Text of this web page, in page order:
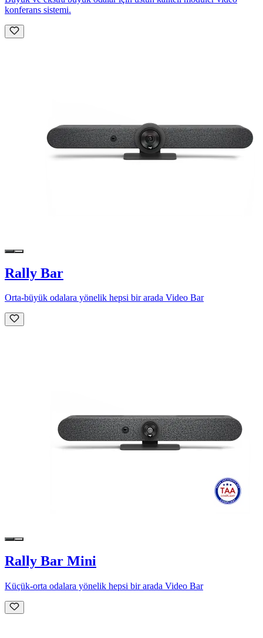
konferans sistemi.
Rally Bar
Orta-büyük odalara yönelik hepsi bir arada Video Bar
Rally Bar Mini
Küçük-orta odalara yönelik hepsi bir arada Video Bar